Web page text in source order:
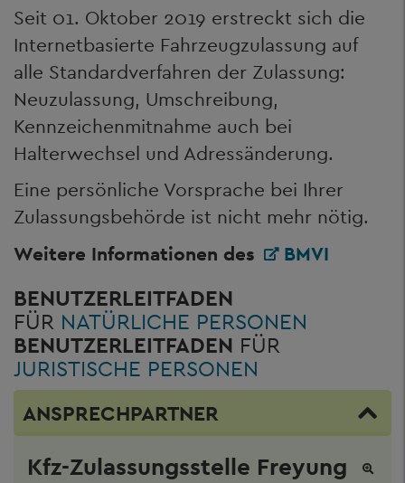
Seit 01. Oktober 2019 erstreckt sich die
Internetbasierte Fahrzeugzulassung auf
alle Standardverfahren der Zulassung:
Neuzulassung, Umschreibung,
Kennzeichenmitnahme auch bei
Halterwechsel und Adressänderung.
Eine persönliche Vorsprache bei Ihrer
Zulassungsbehörde ist nicht mehr nötig.
Weitere Informationen des
BMVI
BENUTZERLEITFADEN
FÜR NATÜRLICHE PERSONEN
BENUTZERLEITFADEN FÜR
JURISTISCHE PERSONEN
ANSPRECHPARTNER
Kfz-Zulassungsstelle Freyung